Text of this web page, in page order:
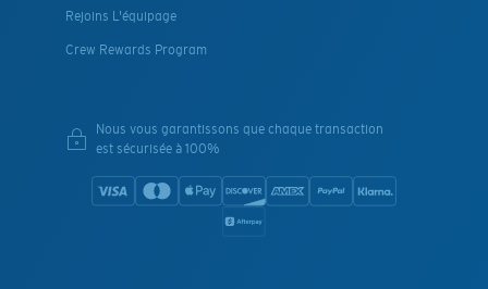
Rejoins L'équipage
Crew Rewards Program
Nous vous garantissons que chaque transaction
est sécurisée à 100%